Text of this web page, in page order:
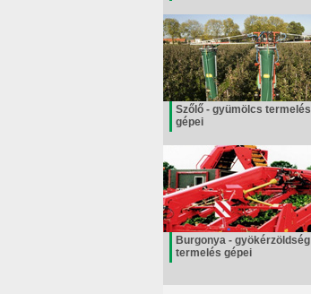
Szőlő - gyümölcs termelés
gépei
Burgonya - gyökérzöldség
termelés gépei